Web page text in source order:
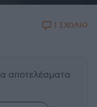
1 ΣΧΟΛΙΟ
αποτελέσματα